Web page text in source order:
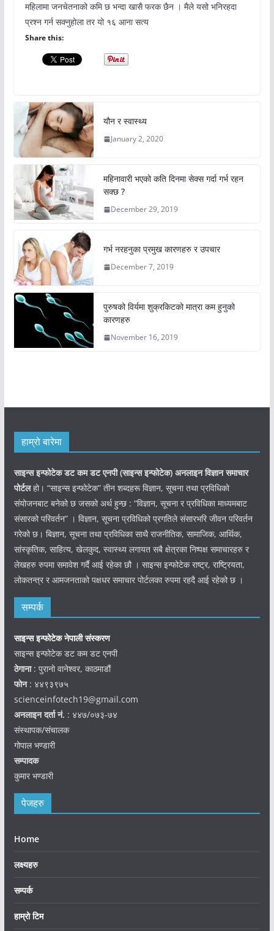
महिलामा जनचेतनाको कमि छ भन्दा खासै फरक छैन । मैले यसो भनिरहदा
प्रश्न गर्न सक्नुहोला तर यो १६ आना सत्य
Share this:
यौन र स्वास्थ्य
January 2, 2020
महिनावारी भएको कति दिनमा सेक्स गर्दा गर्भ रहन
सक्छ ?
December 29, 2019
गर्भ नरहनुका प्रमुख कारणहरु र उपचार
December 7, 2019
पुरुषको विर्यमा शुक्रकिटको मात्रा कम हुनुको
कारणहरु
November 16, 2019
हाम्रो बारेमा
साइन्स इन्फोटेक डट कम डट एनपी (साइन्सइन्फोटेक) अनलाइन विज्ञान समाचार
पोर्टलहो। “साइन्स इन्फोटेक” तीन शब्दहरू विज्ञान, सूचना तथा प्रविधिको
संयोजनबाट बनेको छ जसको अर्थ हुन्छ : “विज्ञान, सूचना र प्रविधिका माध्यमबाट
संसारको परिवर्तन” । विज्ञान, सूचना प्रविधिको प्रगतिले संसारभरि जीवन परिवर्तन
गरेको छ। बिज्ञान, सूचना तथा प्रविधिका साथै राजनीतिक, सामाजिक, आर्थिक,
सांस्कृतिक, साहित्य, खेलकुद, स्वास्थ्य लगायत सबै क्षेत्रका निष्पक्ष समाचारहरु र
लेखहरु रुपमा समावेश गर्दै आई रहेका छौ । साइन्स इन्फोटेक राष्ट्र, राष्ट्रियता,
लोकतन्त्र र आमजनताको पक्षधर समाचार पोर्टलका रुपमा रहदै आई रहेको छ ।
सम्पर्क
साइन्स इन्फोटेक नेपाली संस्करण
साइन्स इन्फोटेक डट कम डट एनपी
ठेगाना: पुरानो वानेश्वर, काठमाडौं
फोन: ४४९३९७५
scienceinfotech19@gmail.com
अनलाइन दर्ता नं. : ४४७/०७३-७४
संस्थापक/संचालक
गोपाल भण्डारी
सम्पादक
कुमार भण्डारी
पेजहरु
Home
लक्ष्यहरु
सम्पर्क
हाम्रो टिम